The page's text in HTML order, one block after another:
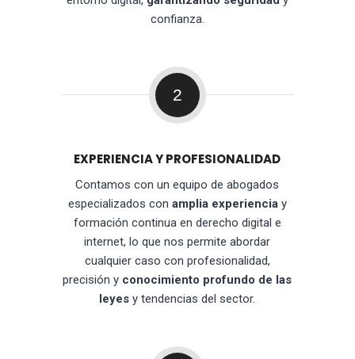
confianza.
2
EXPERIENCIA Y PROFESIONALIDAD
Contamos con un equipo de abogados
especializados con amplia experienciay
formación continua en derecho digital e
internet, lo que nos permite abordar
cualquier caso con profesionalidad,
precisión y conocimiento profundo de las
leyes y tendencias del sector.